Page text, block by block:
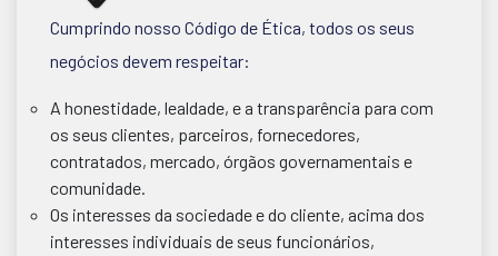
Cumprindo nosso Código de Ética, todos os seus
negócios devem respeitar:
A honestidade, lealdade, e a transparência para com
os seus clientes, parceiros, fornecedores,
contratados, mercado, órgãos governamentais e
comunidade.
Os interesses da sociedade e do cliente, acima dos
interesses individuais de seus funcionários,